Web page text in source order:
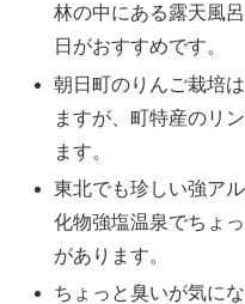
林の中にある露天風
日がおすすめです。
朝日町のりんご栽培
ますが、町特産のリ
ます。
東北でも珍しい強ア
化物強塩温泉でちょ
があります。
ちょっと臭いが気に